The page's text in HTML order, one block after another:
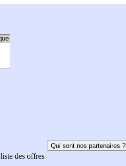
des offres
Qui sont nos partenaires ?